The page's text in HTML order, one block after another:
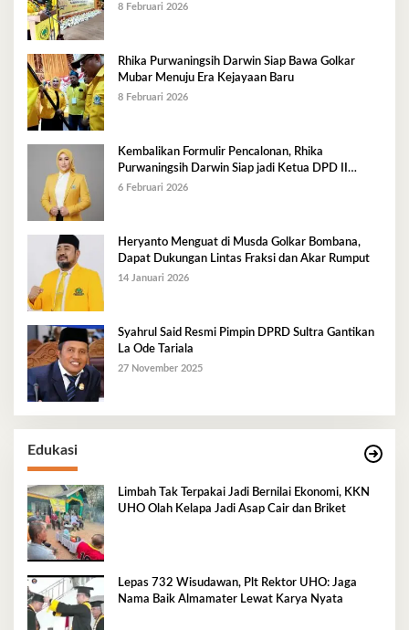
8 Februari 2026
Rhika Purwaningsih Darwin Siap Bawa Golkar
Mubar Menuju Era Kejayaan Baru
8 Februari 2026
Kembalikan Formulir Pencalonan, Rhika
Purwaningsih Darwin Siap jadi Ketua DPD II
Golkar Mubar
6 Februari 2026
Heryanto Menguat di Musda Golkar Bombana,
Dapat Dukungan Lintas Fraksi dan Akar Rumput
14 Januari 2026
Syahrul Said Resmi Pimpin DPRD Sultra Gantikan
La Ode Tariala
27 November 2025
Edukasi
Limbah Tak Terpakai Jadi Bernilai Ekonomi, KKN
UHO Olah Kelapa Jadi Asap Cair dan Briket
Lepas 732 Wisudawan, Plt Rektor UHO: Jaga
Nama Baik Almamater Lewat Karya Nyata